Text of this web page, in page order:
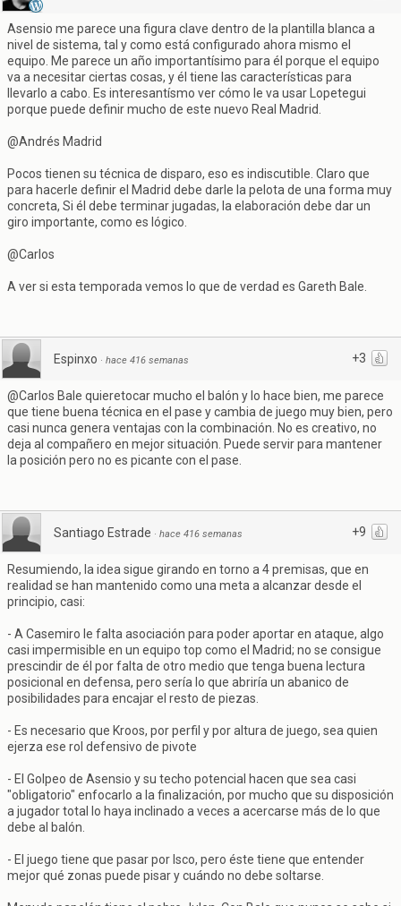
Asensio me parece una figura clave dentro de la plantilla blanca a
nivel de sistema, tal y como está configurado ahora mismo el
equipo. Me parece un año importantísimo para él porque el equipo
va a necesitar ciertas cosas, y él tiene las características para
llevarlo a cabo. Es interesantísmo ver cómo le va usar Lopetegui
porque puede definir mucho de este nuevo Real Madrid.
@Andrés Madrid
Pocos tienen su técnica de disparo, eso es indiscutible. Claro que
para hacerle definir el Madrid debe darle la pelota de una forma muy
concreta, Si él debe terminar jugadas, la elaboración debe dar un
giro importante, como es lógico.
@Carlos
A ver si esta temporada vemos lo que de verdad es Gareth Bale.
+3
Espinxo · hace 416 semanas
@Carlos Bale quieretocar mucho el balón y lo hace bien, me parece
que tiene buena técnica en el pase y cambia de juego muy bien, pero
casi nunca genera ventajas con la combinación. No es creativo, no
deja al compañero en mejor situación. Puede servir para mantener
la posición pero no es picante con el pase.
+9
Santiago Estrade · hace 416 semanas
Resumiendo, la idea sigue girando en torno a 4 premisas, que en
realidad se han mantenido como una meta a alcanzar desde el
principio, casi:
- A Casemiro le falta asociación para poder aportar en ataque, algo
casi impermisible en un equipo top como el Madrid; no se consigue
prescindir de él por falta de otro medio que tenga buena lectura
posicional en defensa, pero sería lo que abriría un abanico de
posibilidades para encajar el resto de piezas.
- Es necesario que Kroos, por perfil y por altura de juego, sea quien
ejerza ese rol defensivo de pivote
- El Golpeo de Asensio y su techo potencial hacen que sea casi
"obligatorio" enfocarlo a la finalización, por mucho que su disposición
a jugador total lo haya inclinado a veces a acercarse más de lo que
debe al balón.
- El juego tiene que pasar por Isco, pero éste tiene que entender
mejor qué zonas puede pisar y cuándo no debe soltarse.